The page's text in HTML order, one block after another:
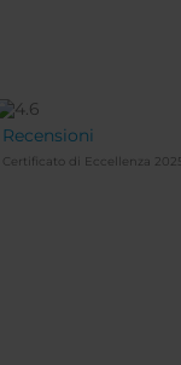
Recensioni
Certificato di Eccellenza 2025